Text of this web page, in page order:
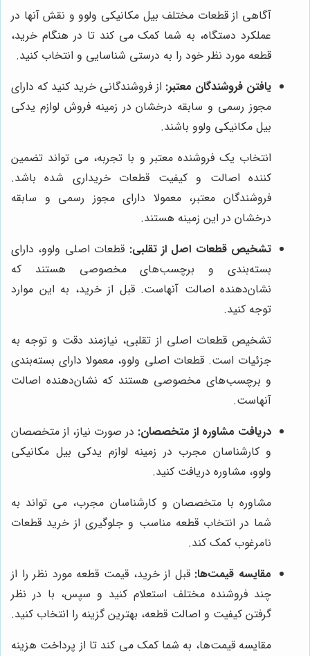
آگاهی از قطعات مختلف بیل مکانیکی ولوو و نقش آنها در
عملکرد دستگاه، به شما کمک می کند تا در هنگام خرید،
قطعه مورد نظر خود را به درستی شناسایی و انتخاب کنید.
یافتن فروشندگان معتبر: از فروشندگانی خرید کنید که دارای
مجوز رسمی و سابقه درخشان در زمینه فروش لوازم یدکی
بیل مکانیکی ولوو باشند.
انتخاب یک فروشنده معتبر و با تجربه، می تواند تضمین
کننده اصالت و کیفیت قطعات خریداری شده باشد.
فروشندگان معتبر، معمولا دارای مجوز رسمی و سابقه
درخشان در این زمینه هستند.
تشخیص قطعات اصل از تقلبی: قطعات اصلی ولوو، دارای
بسته‌بندی و برچسب‌های مخصوصی هستند که
نشان‌دهنده اصالت آنهاست. قبل از خرید، به این موارد
توجه کنید.
تشخیص قطعات اصلی از تقلبی، نیازمند دقت و توجه به
جزئیات است. قطعات اصلی ولوو، معمولا دارای بسته‌بندی
و برچسب‌های مخصوصی هستند که نشان‌دهنده اصالت
آنهاست.
دریافت مشاوره از متخصصان: در صورت نیاز، از متخصصان
و کارشناسان مجرب در زمینه لوازم یدکی بیل مکانیکی
ولوو، مشاوره دریافت کنید.
مشاوره با متخصصان و کارشناسان مجرب، می تواند به
شما در انتخاب قطعه مناسب و جلوگیری از خرید قطعات
نامرغوب کمک کند.
مقایسه قیمت‌ها: قبل از خرید، قیمت قطعه مورد نظر را از
چند فروشنده مختلف استعلام کنید و سپس، با در نظر
گرفتن کیفیت و اصالت قطعه، بهترین گزینه را انتخاب کنید.
مقایسه قیمت‌ها، به شما کمک می کند تا از پرداخت هزینه